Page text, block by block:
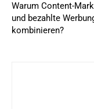
Warum Content-
und bezahlte
kombinieren?